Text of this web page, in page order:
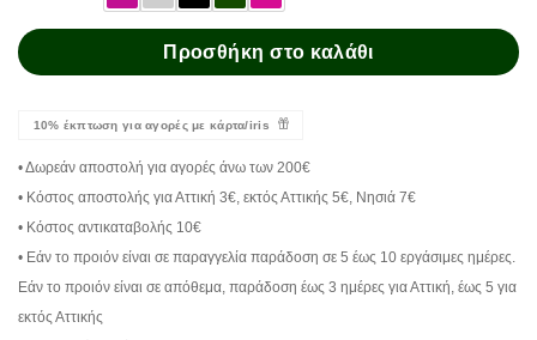
Προσθήκη στο καλάθι
10% έκπτωση για αγορές με κάρτα/iris
• Δωρεάν αποστολή για αγορές άνω των 200€
• Κόστος αποστολής για Αττική 3€, εκτός Αττικής 5€, Νησιά 7€
• Κόστος αντικαταβολής 10€
• Εάν το προιόν είναι σε παραγγελία παράδοση σε 5 έως 10 εργάσιμες ημέρες.
Εάν το προιόν είναι σε απόθεμα, παράδοση έως 3 ημέρες για Αττική, έως 5 για
εκτός Αττικής